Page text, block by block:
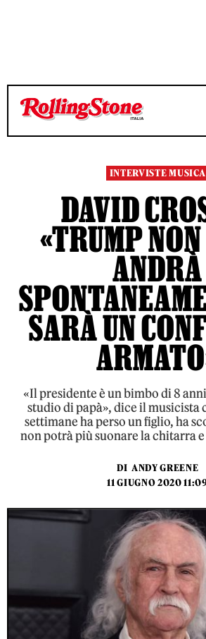
TEMPO DI LETTURA 11 MINUTI
TEMPO DI LETTURA 11 MINUTI
INTERVISTE MUSICA
DAVID
«TRUMP NON
ANDRÀ
SARÀ UN
«Il presidente è un bimbo di 8
studio di papà», dice il musicista
settimane ha perso un figlio, ha
non potrà più suonare la chitarra
DI ANDY GREENE
11 GIUGNO 2020